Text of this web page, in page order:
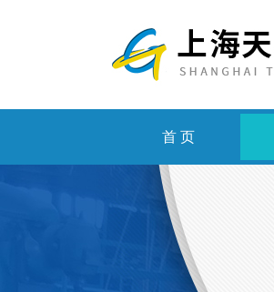
首 页